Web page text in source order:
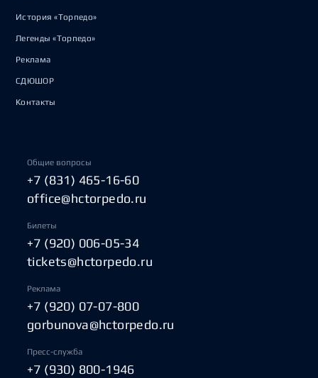
История «Торпедо»
Легенды «Торпедо»
Реклама
СДЮШОР
Контакты
Общие вопросы
+7 (831) 465-16-60
office@hctorpedo.ru
Билеты
+7 (920) 006-05-34
tickets@hctorpedo.ru
Реклама
+7 (920) 07-07-800
gorbunova@hctorpedo.ru
Пресс-служба
+7 (930) 800-1946